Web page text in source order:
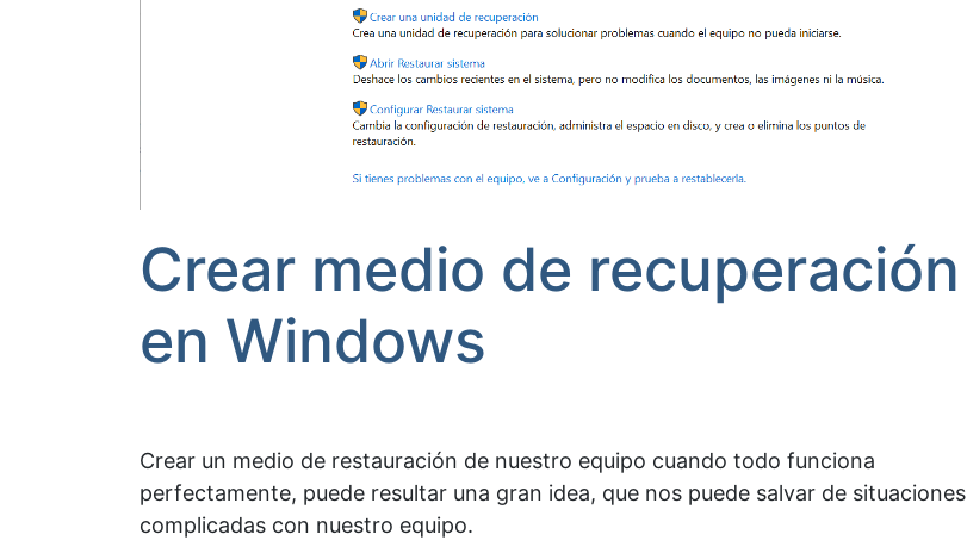
Crear medio de recuperación
en Windows
Crear un medio de restauración de nuestro equipo cuando todo funciona
perfectamente, puede resultar una gran idea, que nos puede salvar de situaciones
complicadas con nuestro equipo.